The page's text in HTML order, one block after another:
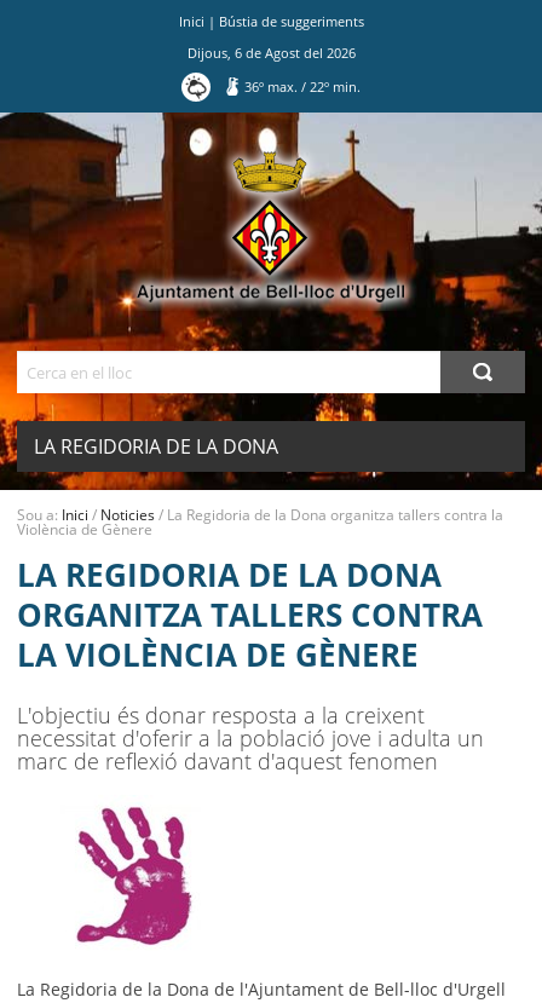
Inici | Bústia de suggeriments
Dijous, 6de Agostdel 2026
36º max./ 22º min.
LA REGIDORIA DE LA DONA
ORGANITZA TALLERS CONTRA LA
AJUNTAMENT
MUNICIPI
SEU ELECTRÒNICA
BELL-LLOC SOLUCIONA
Sou a: Inici / Noticies/ La Regidoria de la Dona organitza tallers contra la
Violència de Gènere
LA REGIDORIA DE LA DONA
ORGANITZA TALLERS CONTRA
LA VIOLÈNCIA DE GÈNERE
L'objectiu és donar resposta a la creixent
necessitat d'oferir a la població jove i adulta un
marc de reflexió davant d'aquest fenomen
La Regidoria de la Dona de l'Ajuntament de Bell-lloc d'Urgell